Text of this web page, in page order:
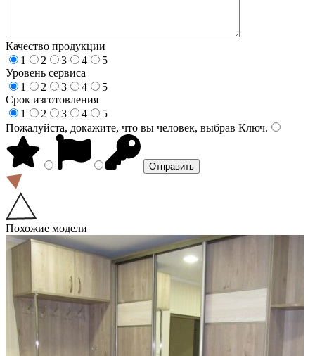
Качество продукции
1
2 3 4
5
Уровень сервиса
1
2 3 4
5
Срок изготовления
1
2 3 4
5
Пожалуйста, докажите, что вы человек, выбрав Ключ.
Похожие модели